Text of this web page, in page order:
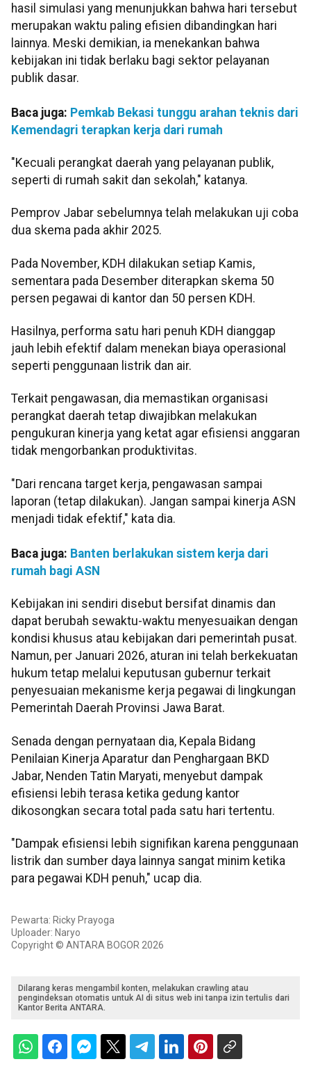
hasil simulasi yang menunjukkan bahwa hari tersebut
merupakan waktu paling efisien dibandingkan hari
lainnya. Meski demikian, ia menekankan bahwa
kebijakan ini tidak berlaku bagi sektor pelayanan
publik dasar.
Baca juga: Pemkab Bekasi tunggu arahan teknis dari
Kemendagri terapkan kerja dari rumah
"Kecuali perangkat daerah yang pelayanan publik,
seperti di rumah sakit dan sekolah," katanya.
Pemprov Jabar sebelumnya telah melakukan uji coba
dua skema pada akhir 2025.
Pada November, KDH dilakukan setiap Kamis,
sementara pada Desember diterapkan skema 50
persen pegawai di kantor dan 50 persen KDH.
Hasilnya, performa satu hari penuh KDH dianggap
jauh lebih efektif dalam menekan biaya operasional
seperti penggunaan listrik dan air.
Terkait pengawasan, dia memastikan organisasi
perangkat daerah tetap diwajibkan melakukan
pengukuran kinerja yang ketat agar efisiensi anggaran
tidak mengorbankan produktivitas.
"Dari rencana target kerja, pengawasan sampai
laporan (tetap dilakukan). Jangan sampai kinerja ASN
menjadi tidak efektif," kata dia.
Baca juga: Banten berlakukan sistem kerja dari
rumah bagi ASN
Kebijakan ini sendiri disebut bersifat dinamis dan
dapat berubah sewaktu-waktu menyesuaikan dengan
kondisi khusus atau kebijakan dari pemerintah pusat.
Namun, per Januari 2026, aturan ini telah berkekuatan
hukum tetap melalui keputusan gubernur terkait
penyesuaian mekanisme kerja pegawai di lingkungan
Pemerintah Daerah Provinsi Jawa Barat.
Senada dengan pernyataan dia, Kepala Bidang
Penilaian Kinerja Aparatur dan Penghargaan BKD
Jabar, Nenden Tatin Maryati, menyebut dampak
efisiensi lebih terasa ketika gedung kantor
dikosongkan secara total pada satu hari tertentu.
"Dampak efisiensi lebih signifikan karena penggunaan
listrik dan sumber daya lainnya sangat minim ketika
para pegawai KDH penuh," ucap dia.
Pewarta: Ricky Prayoga
Uploader: Naryo
Copyright © ANTARA BOGOR 2026
Dilarang keras mengambil konten, melakukan crawling atau
pengindeksan otomatis untuk AI di situs web ini tanpa izin tertulis dari
Kantor Berita ANTARA.